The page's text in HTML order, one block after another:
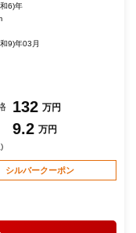
6)年
9)年03月
132 万円
9.2 万円
シルバークーポン